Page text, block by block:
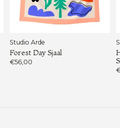
Studio Arde
Forest Day Sjaal
€56,00